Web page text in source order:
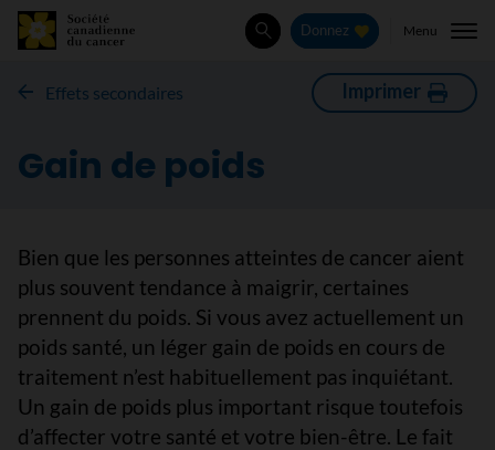
Rechercher
Donnez Menu
​Effets secondaires Imprimer
Gain de poids
Bien que les personnes atteintes de cancer aient
plus souvent tendance à maigrir, certaines
prennent du poids. Si vous avez actuellement un
poids santé, un léger gain de poids en cours de
traitement n’est habituellement pas inquiétant.
Un gain de poids plus important risque toutefois
d’affecter votre santé et votre bien-être. Le fait